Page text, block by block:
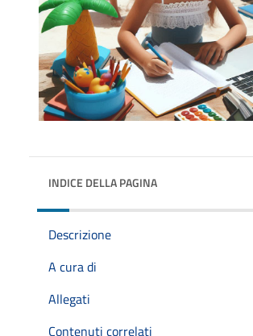
INDICE DELLA PAGINA
Descrizione
A cura di
Allegati
Contenuti correlati